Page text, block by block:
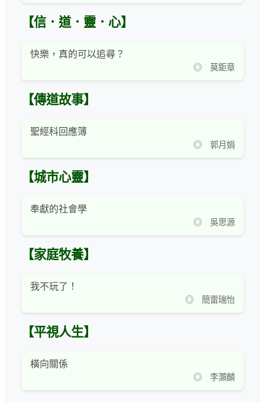
【信．道．靈．心】
快樂，真的可以追尋？
◎ 莫鉅章
【傳道故事】
聖經科回應簿
◎ 郭月娟
【城市心靈】
奉獻的社會學
◎ 吳思源
【家庭牧養】
我不玩了！
◎ 簡雷瑞怡
【平視人生】
橫向關係
◎ 李灝麟